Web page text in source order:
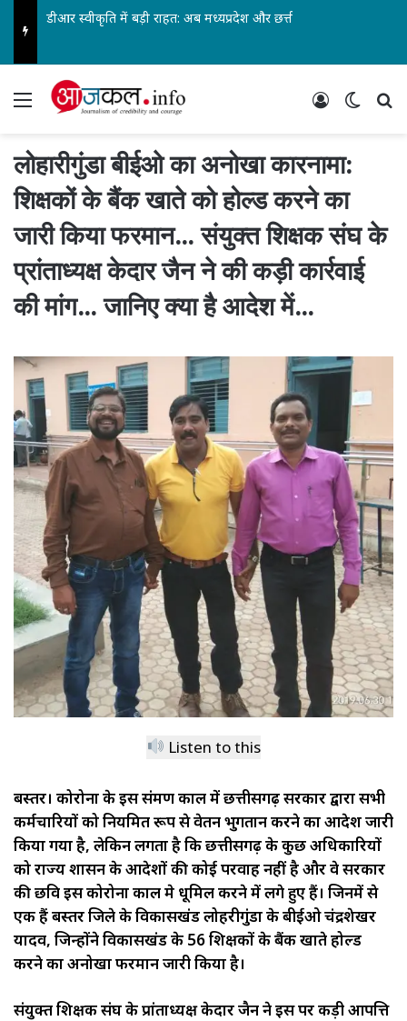
Menu Log In
लोहारीगुंडा बीईओ का अनोखा कारनामा:
शिक्षकों के बैंक खाते को होल्ड करने का
जारी किया फरमान… संयुक्त शिक्षक संघ के
प्रांताध्यक्ष केदार जैन ने की कड़ी कार्रवाई
की मांग… जानिए क्या है आदेश में…
Listen to this
बस्तर। कोरोना के इस संक्रमण काल में छत्तीसगढ़ सरकार द्वारा सभी
कर्मचारियों को नियमित रूप से वेतन भुगतान करने का आदेश जारी
किया गया है, लेकिन लगता है कि छत्तीसगढ़ के कुछ अधिकारियों
को राज्य शासन के आदेशों की कोई परवाह नहीं है और वे सरकार
की छवि इस कोरोना काल मे धूमिल करने में लगे हुए हैं। जिनमें से
एक हैं बस्तर जिले के विकासखंड लोहरीगुंडा के बीईओ चंद्रशेखर
यादव, जिन्होंने विकासखंड के 56 शिक्षकों के बैंक खाते होल्ड
करने का अनोखा फरमान जारी किया है।
संयुक्त शिक्षक संघ के प्रांताध्यक्ष केदार जैन ने इस पर कड़ी आपत्ति